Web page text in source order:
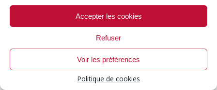
Accepter les cookies
Refuser
Voir les préférences
Politique de cookies
(Soprano), Mathias Hedegaard (ténor), Palle Knudsen
(baryton), Chœur de la cathédrale d’Aarhus, Chœur de
Musica Ficta guidé par Bo Holten a bénéficié d’une
grande réussite artistique et commerciale avec